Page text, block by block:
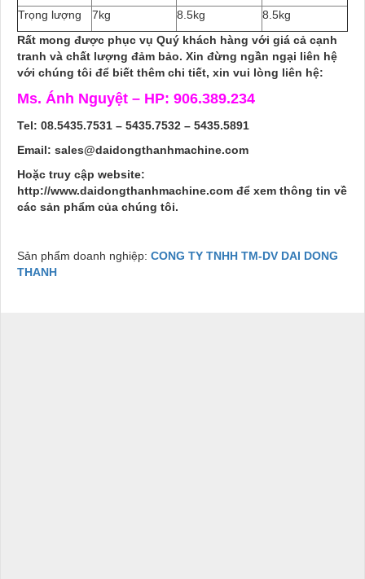
Trọng lượng
7kg 8.5kg
8.5kg
Rất mong được phục vụ Quý khách hàng với giá cả cạnh
tranh và chất lượng đảm bảo. Xin đừng ngần ngại liên hệ
với chúng tôi để biết thêm chi tiết, xin vui lòng liên hệ:
Ms. Ánh Nguyệt – HP: 906.389.234
Tel: 08.5435.7531 – 5435.7532 – 5435.5891
Email: sales@daidongthanhmachine.com
Hoặc truy cập website:
http://www.daidongthanhmachine.com để xem thông tin về
các sản phẩm của chúng tôi.
Sản phẩm doanh nghiệp: CONG TY TNHH TM-DV DAI DONG
THANH